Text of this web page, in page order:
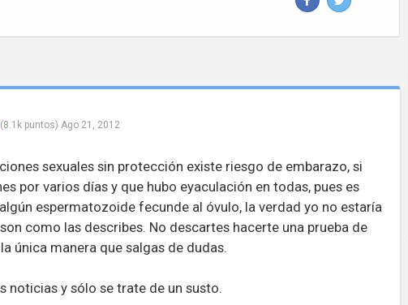
(8.1kpuntos) Ago 21, 2012
sexuales sin protección existe riesgo de embarazo, si
por varios días y que hubo eyaculación en todas, pues es
espermatozoide fecunde al óvulo, la verdad yo no estaría
como las describes. No descartes hacerte una prueba de
única manera que salgas de dudas.
noticias y sólo se trate de un susto.